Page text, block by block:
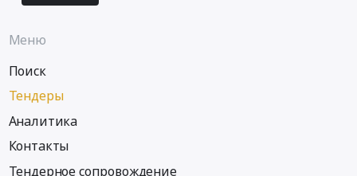
Меню
Поиск
Тендеры
Аналитика
Контакты
Тендерное сопровождение